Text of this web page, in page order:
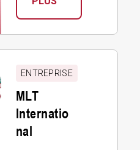
MOTO
ENTREPRISE
MLT
Internatio
nal